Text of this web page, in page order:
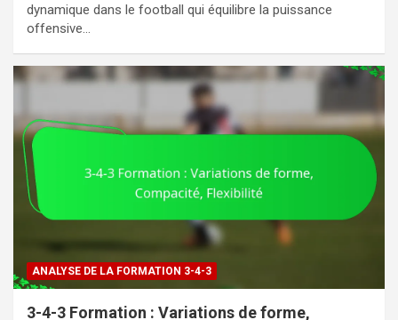
dynamique dans le football qui équilibre la puissance
offensive…
ANALYSE DE LA FORMATION 3-4-3
3-4-3 Formation : Variations de forme,